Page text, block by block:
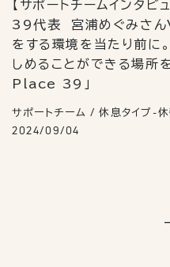
【サポートチームインタ
39代表 宮浦めぐみさん
をする環境を当たり前に
しめることができる場所
Place 39」
サポートチーム / 休息タイプ-
2024/09/04